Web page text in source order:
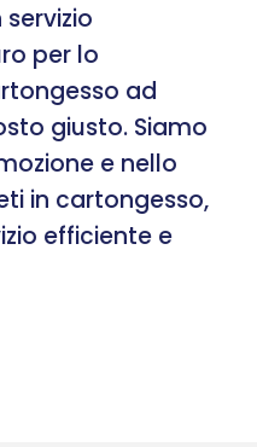
per lo
ad
giusto. Siamo
e nello
in cartongesso,
efficiente e